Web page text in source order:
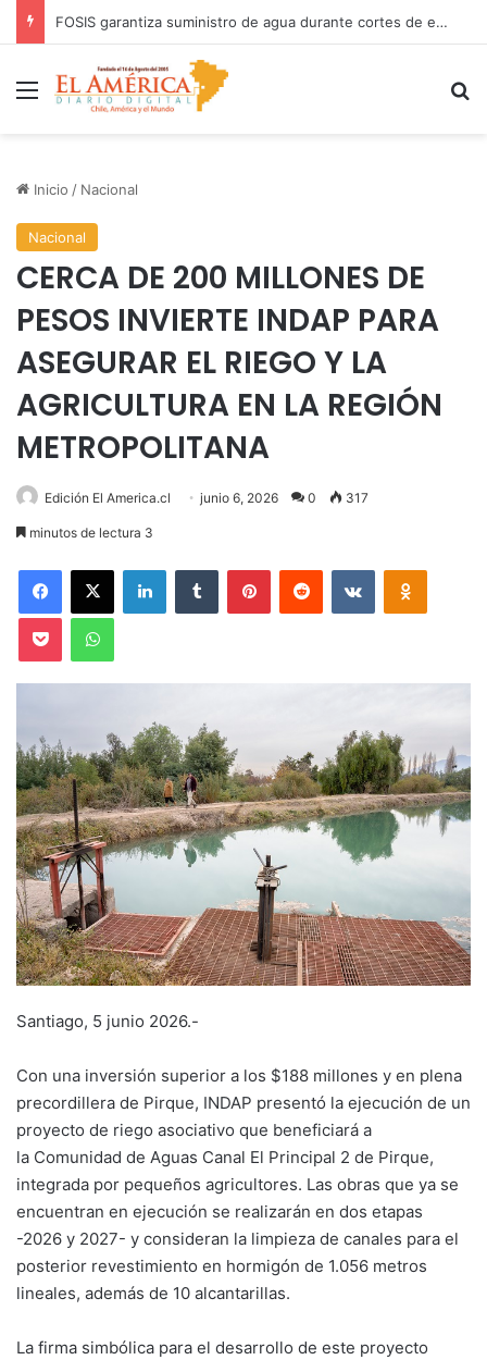
COANIQUEM inicia gira nacional para presentar Manual de Quemaduras a profesionales de la salud
Menú
Inicio / Nacional
Nacional
CERCA DE 200 MILLONES DE
PESOS INVIERTE INDAP PARA
ASEGURAR EL RIEGO Y LA
AGRICULTURA EN LA REGIÓN
METROPOLITANA
Edición El America.cl junio 6, 2026 0 317
minutos de lectura 3
Facebook
X LinkedInTumblr PinterestReddit VKontakte
Pocket WhatsApp
Santiago, 5 junio 2026.-
Con una inversión superior a los $188 millones y en plena
precordillera de Pirque, INDAP presentó la ejecución de un
proyecto de riego asociativo que beneficiará a
la Comunidad de Aguas Canal El Principal 2 de Pirque,
integrada por pequeños agricultores. Las obras que ya se
encuentran en ejecución se realizarán en dos etapas
-2026 y 2027- y consideran la limpieza de canales para el
posterior revestimiento en hormigón de 1.056 metros
lineales, además de 10 alcantarillas.
La firma simbólica para el desarrollo de este proyecto